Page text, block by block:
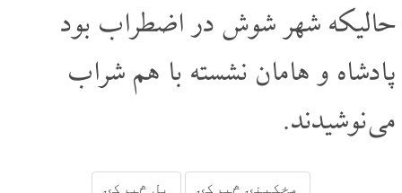
حالیکه شهر شوش در اضطراب بود
پادشاه و هامان نشسته با هم شراب
می نوشیدند.
مخکینۍ څپرکۍ بل څپرکۍ